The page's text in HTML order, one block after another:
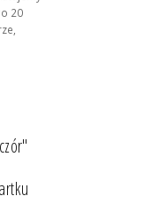
20